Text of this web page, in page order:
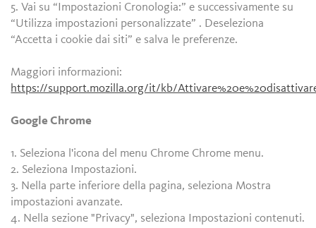
5. Vai su “Impostazioni Cronologia:” e successivamente su
“Utilizza impostazioni personalizzate” . Deseleziona
“Accetta i cookie dai siti” e salva le preferenze.
Maggiori informazioni:
https://support.mozilla.org/it/kb/
Google Chrome
1. Seleziona l'icona del menu Chrome Chrome menu.
2. Seleziona Impostazioni.
3. Nella parte inferiore della pagina, seleziona Mostra
impostazioni avanzate.
4. Nella sezione "Privacy", seleziona Impostazioni contenuti.